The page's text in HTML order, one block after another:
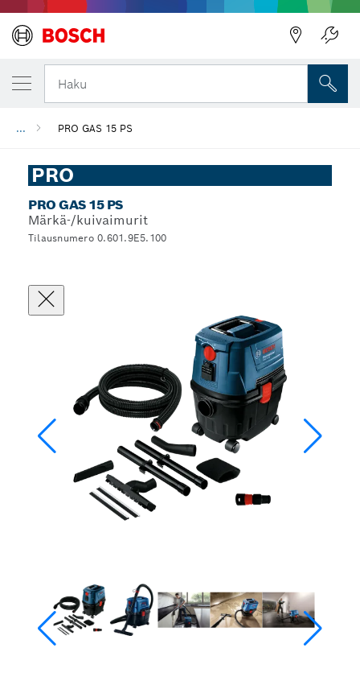
Haku
... PRO GAS 15 PS
PRO
PRO GAS 15 PS
Märkä-/kuivaimurit
Tilausnumero 0.601.9E5.100